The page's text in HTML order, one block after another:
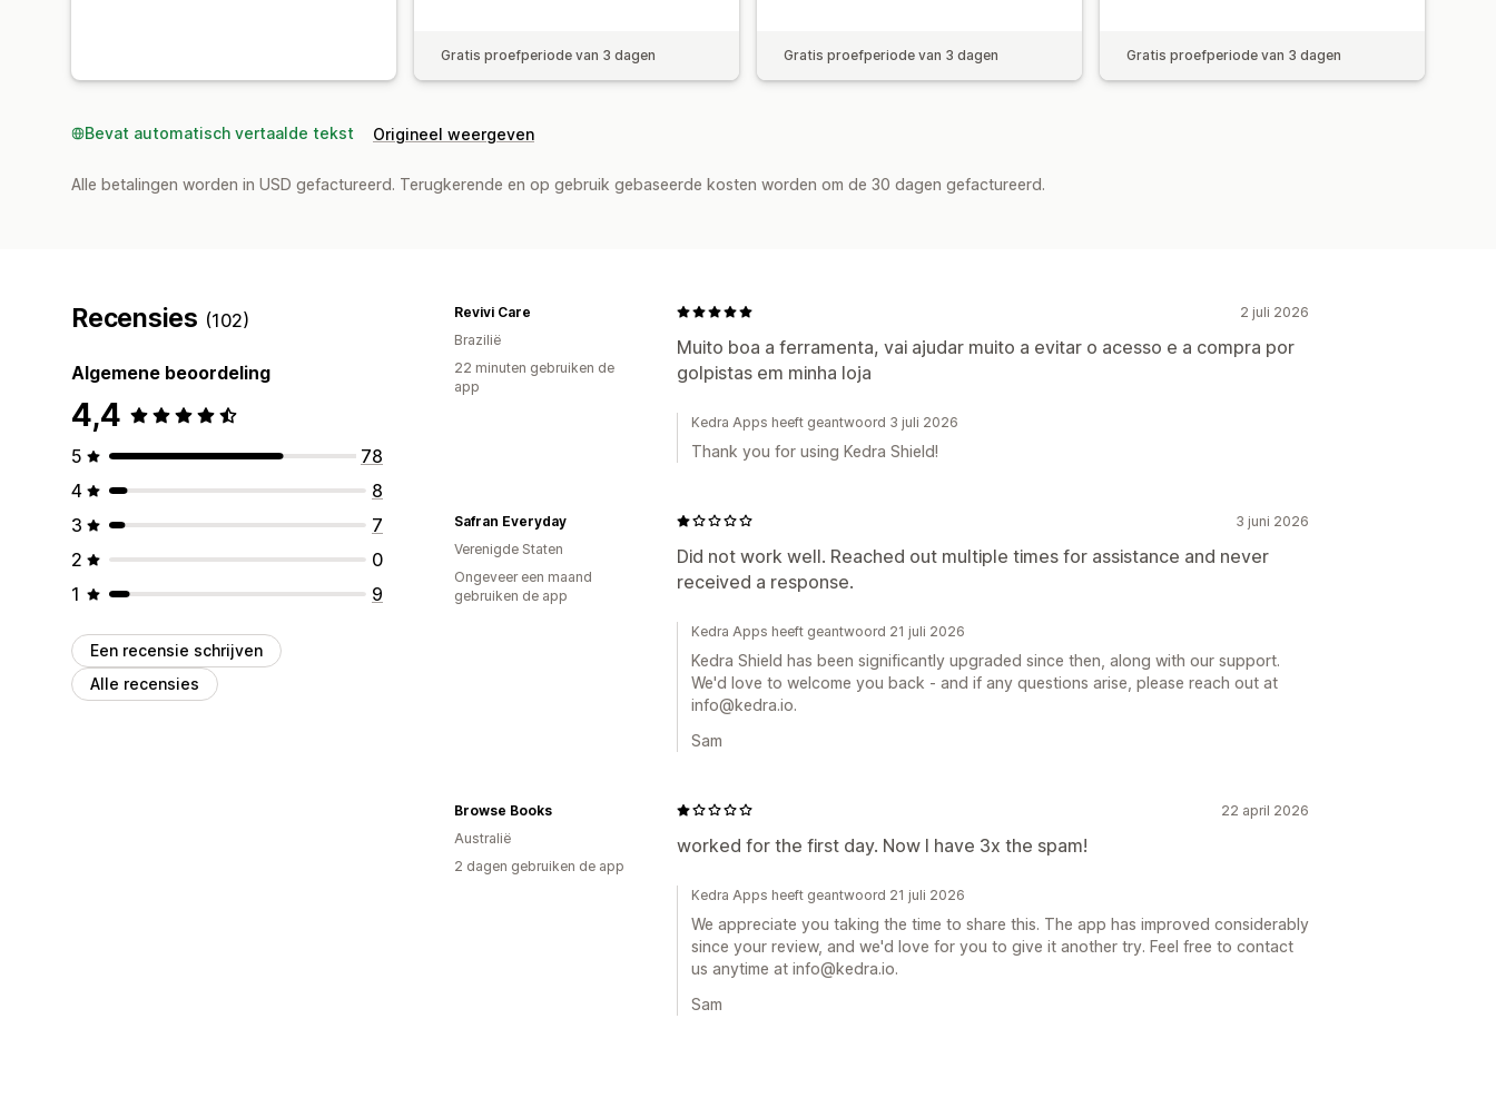
Gratis proefperiode van 3 dagen Gratis proefperiode van 3 dagen Gratis proefperiode van 3 dagen
Bevat automatisch vertaalde tekst Origineel weergeven
Alle betalingen worden in USD gefactureerd. Terugkerende en op gebruik gebaseerde kosten worden om de 30 dagen gefactureerd.
Recensies (102)
Algemene beoordeling
4,4
5
78
4
8
3
7
2
0
1
9
Een recensie schrijven
Alle recensies
2 juli 2026
Muito boa a ferramenta, vai ajudar muito a evitar o acesso e a compra por
golpistas em minha loja
Revivi Care
Brazilië
22 minuten gebruiken de
app
Kedra Apps heeft geantwoord 3 juli 2026
Thank you for using Kedra Shield!
3 juni 2026
Did not work well. Reached out multiple times for assistance and never
received a response.
Safran Everyday
Verenigde Staten
Ongeveer een maand
gebruiken de app
Kedra Apps heeft geantwoord 21 juli 2026
Kedra Shield has been significantly upgraded since then, along with our support.
We'd love to welcome you back - and if any questions arise, please reach out at
info@kedra.io.
Sam
22 april 2026
worked for the first day. Now I have 3x the spam!
Browse Books
Australië
2 dagen gebruiken de app
Kedra Apps heeft geantwoord 21 juli 2026
We appreciate you taking the time to share this. The app has improved considerably
since your review, and we'd love for you to give it another try. Feel free to contact
us anytime at info@kedra.io.
Sam